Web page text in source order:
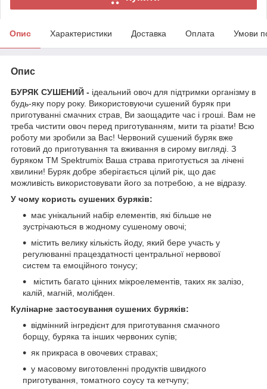
Опис Характеристики Доставка Оплата Умови
Опис
БУРЯК СУШЕНИЙ - ідеальний овоч для підтримки організму в
будь-яку пору року. Використовуючи сушений буряк при
приготуванні смачних страв, Ви заощадите час і гроші. Вам не
треба чистити овоч перед приготуванням, мити та різати! Всю
роботу ми зробили за Вас! Червоний сушений буряк вже
готовий до приготування та вживання в сирому вигляді. З
буряком ТМ Spektrumix Ваша страва приготується за лічені
хвилини! Буряк добре зберігається цілий рік, що дає
можливість використовувати його за потребою, а не відразу.
У чому користь сушених буряків:
має унікальний набір елементів, які більше не
зустрічаються в жодному сушеному овочі;
містить велику кількість йоду, який бере участь у
регулюванні працездатності центральної нервової
систем та емоційного тонусу;
містить багато цінних мікроелементів, таких як залізо,
калій, магній, молібден.
Кулінарне застосування сушених буряків:
відмінний інгредієнт для приготування смачного
борщу, буряка та інших червоних супів;
як прикраса в овочевих стравах;
у масовому виготовленні продуктів швидкого
приготування, томатного соусу та кетчупу;